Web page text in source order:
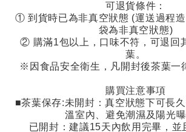
可退貨條件：
① 到貨時已為非真空狀態 (運送過程
袋為非真空狀態)
② 購滿1包以上，口味不符，可退回
葉。
※因食品安全衛生，凡開封後茶葉一
購買注意事項
■茶葉保存:未開封：真空狀態下可長
溫室內、避免潮濕及陽光曝
已開封：建議15天內飲用完畢，並